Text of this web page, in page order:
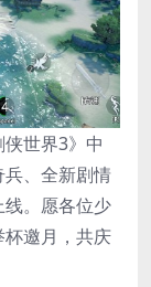
世界3》中
、全新剧情
。愿各位少
邀月，共庆